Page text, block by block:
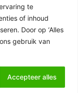
te
of inhoud
Door op ‘Alles
gebruik van
Accepteer alles